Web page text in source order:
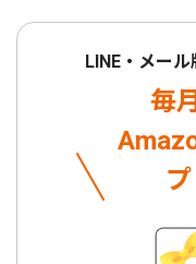
LINE・メー
毎